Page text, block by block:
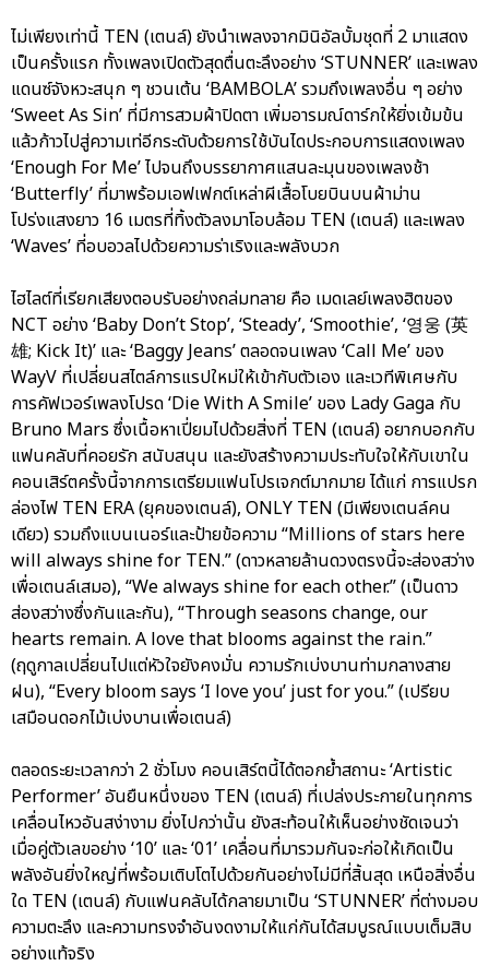
ไม่เพียงเท่านี้ TEN (เตนล์) ยังนำเพลงจากมินิอัลบั้มชุดที่ 2 มาแสดง
เป็นครั้งแรก ทั้งเพลงเปิดตัวสุดตื่นตะลึงอย่าง ‘STUNNER’ และเพลง
แดนซ์จังหวะสนุก ๆ ชวนเต้น ‘BAMBOLA’ รวมถึงเพลงอื่น ๆ อย่าง
‘Sweet As Sin’ ที่มีการสวมผ้าปิดตา เพิ่มอารมณ์ดาร์กให้ยิ่งเข้มข้น
แล้วก้าวไปสู่ความเท่อีกระดับด้วยการใช้บันไดประกอบการแสดงเพลง
‘Enough For Me’ ไปจนถึงบรรยากาศแสนละมุนของเพลงช้า
‘Butterfly’ ที่มาพร้อมเอฟเฟกต์เหล่าผีเสื้อโบยบินบนผ้าม่าน
โปร่งแสงยาว 16 เมตรที่ทิ้งตัวลงมาโอบล้อม TEN (เตนล์) และเพลง
‘Waves’ ที่อบอวลไปด้วยความร่าเริงและพลังบวก
ไฮไลต์ที่เรียกเสียงตอบรับอย่างถล่มทลาย คือ เมดเลย์เพลงฮิตของ
NCT อย่าง ‘Baby Don’t Stop’, ‘Steady’, ‘Smoothie’, ‘영웅 (英
雄; Kick It)’ และ ‘Baggy Jeans’ ตลอดจนเพลง ‘Call Me’ ของ
WayV ที่เปลี่ยนสไตล์การแรปใหม่ให้เข้ากับตัวเอง และเวทีพิเศษกับ
การคัฟเวอร์เพลงโปรด ‘Die With A Smile’ ของ Lady Gaga กับ
Bruno Mars ซึ่งเนื้อหาเปี่ยมไปด้วยสิ่งที่ TEN (เตนล์) อยากบอกกับ
แฟนคลับที่คอยรัก สนับสนุน และยังสร้างความประทับใจให้กับเขาใน
คอนเสิร์ตครั้งนี้จากการเตรียมแฟนโปรเจกต์มากมาย ได้แก่ การแปรก
ล่องไฟ TEN ERA (ยุคของเตนล์), ONLY TEN (มีเพียงเตนล์คน
เดียว) รวมถึงแบนเนอร์และป้ายข้อความ “Millions of stars here
will always shine for TEN.” (ดาวหลายล้านดวงตรงนี้จะส่องสว่าง
เพื่อเตนล์เสมอ), “We always shine for each other.” (เป็นดาว
ส่องสว่างซึ่งกันและกัน), “Through seasons change, our
hearts remain. A love that blooms against the rain.”
(ฤดูกาลเปลี่ยนไปแต่หัวใจยังคงมั่น ความรักเบ่งบานท่ามกลางสาย
ฝน), “Every bloom says ‘I love you’ just for you.” (เปรียบ
เสมือนดอกไม้เบ่งบานเพื่อเตนล์)
ตลอดระยะเวลากว่า 2 ชั่วโมง คอนเสิร์ตนี้ได้ตอกย้ำสถานะ ‘Artistic
Performer’ อันยืนหนึ่งของ TEN (เตนล์) ที่เปล่งประกายในทุกการ
เคลื่อนไหวอันสง่างาม ยิ่งไปกว่านั้น ยังสะท้อนให้เห็นอย่างชัดเจนว่า
เมื่อคู่ตัวเลขอย่าง ‘10’ และ ‘01’ เคลื่อนที่มารวมกันจะก่อให้เกิดเป็น
พลังอันยิ่งใหญ่ที่พร้อมเติบโตไปด้วยกันอย่างไม่มีที่สิ้นสุด เหนือสิ่งอื่น
ใด TEN (เตนล์) กับแฟนคลับได้กลายมาเป็น ‘STUNNER’ ที่ต่างมอบ
ความตะลึง และความทรงจำอันงดงามให้แก่กันได้สมบูรณ์แบบเต็มสิบ
อย่างแท้จริง